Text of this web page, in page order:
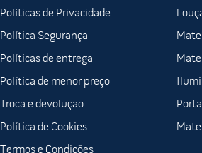
Políticas de Privacidade
Política Segurança
Políticas de entrega
Política de menor preço
Troca e devolução
Política de Cookies
Termos e Condições